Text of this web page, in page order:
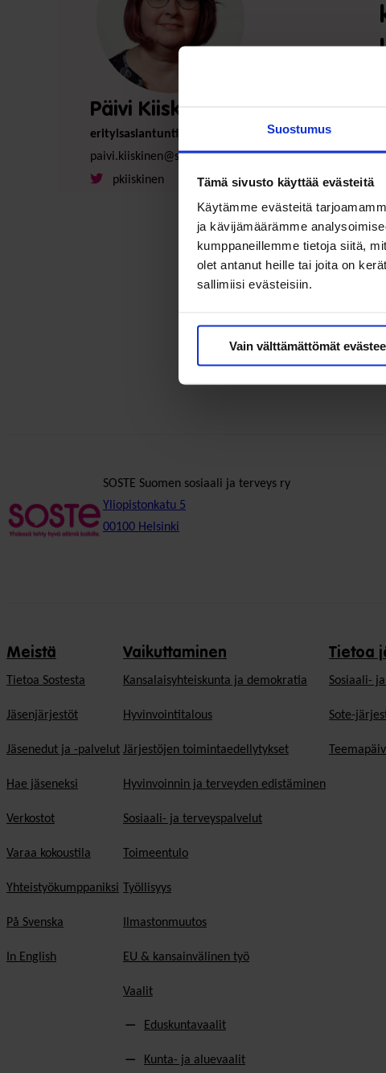
Suostumus
Tämä sivusto käyttää evästeitä
Käytämme evästeitä
ja kävijämäärämme
kumppaneillemme tietoja siitä,
olet antanut heille tai joita on
sallimiisi evästeisiin.
Vain välttämättömät
Päivi Kiiskinen
erityisasiantuntija
paivi.kiiskinen@soste.fi
pkiiskinen
SOSTE Suomen sosiaali ja terveys ry
Yliopistonkatu 5
00100 Helsinki
Meistä
Tietoa Sostesta
Jäsenjärjestöt
Jäsenedut ja -palvelut
Hae jäseneksi
Verkostot
Varaa kokoustila
Yhteistyökumppaniksi
På Svenska
In English
Vaikuttaminen
Kansalaisyhteiskunta ja demokratia
Hyvinvointitalous
Järjestöjen toimintaedellytykset
Hyvinvoinnin ja terveyden edistäminen
Sosiaali- ja terveyspalvelut
Toimeentulo
Työllisyys
Ilmastonmuutos
EU & kansainvälinen työ
Vaalit
Eduskuntavaalit
Kunta- ja aluevaalit
Tietoa
Sosiaali-
Sote-